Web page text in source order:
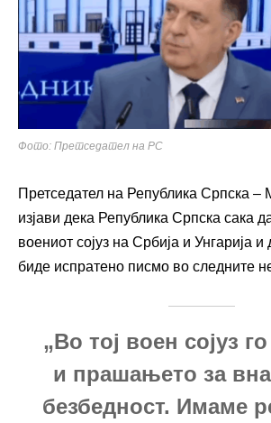
Фото: Претседател на РС
Претседател на Република Српска –
изјави дека Република Српска сака
воениот сојуз на Србија и Унгарија и
биде испратено писмо во следните
„Во тој воен сојуз
и прашањето за
безбедност. Имаме